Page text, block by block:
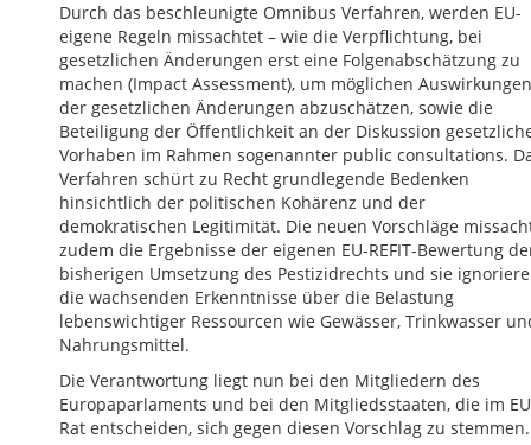
Durch das beschleunigte Omnibus Verfahren, werden EU-
eigene Regeln missachtet – wie die Verpflichtung, bei
gesetzlichen Änderungen erst eine Folgenabschätzung zu
machen (Impact Assessment), um möglichen Auswirkungen
der gesetzlichen Änderungen abzuschätzen, sowie die
Beteiligung der Öffentlichkeit an der Diskussion
Vorhaben im Rahmen sogenannter public consultations.
Verfahren schürt zu Recht grundlegende Bedenken
hinsichtlich der politischen Kohärenz und der
demokratischen Legitimität. Die neuen Vorschläge
zudem die Ergebnisse der eigenen EU-REFIT-Bewertung
bisherigen Umsetzung des Pestizidrechts und sie
die wachsenden Erkenntnisse über die Belastung
lebenswichtiger Ressourcen wie Gewässer, Trinkwasser
Nahrungsmittel.
Die Verantwortung liegt nun bei den Mitgliedern des
Europaparlaments und bei den Mitgliedsstaaten, die im EU
Rat entscheiden, sich gegen diesen Vorschlag zu stemmen.